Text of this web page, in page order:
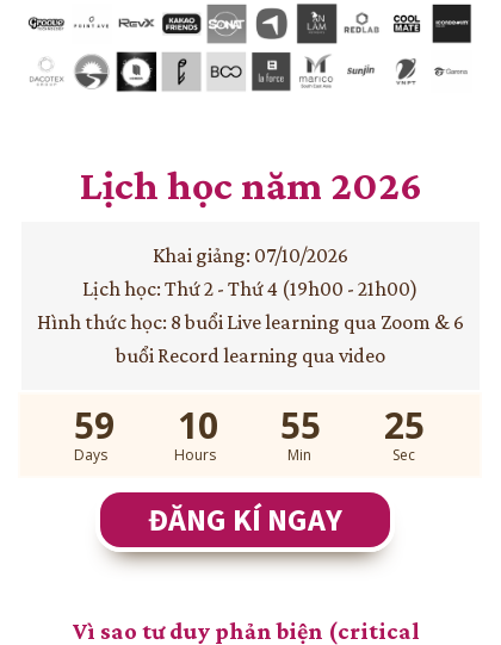
Khai giảng: 07/10/2026
Lịch học: Thứ 2 - Thứ 4 (19h00 - 21h00)
Hình thức học: 8 buổi Live learning qua Zoom & 6
buổi Record learning qua video
Lịch học năm 2026
59 10 55 24
Days Hours Min Sec
ĐĂNG KÍ NGAY
Vì sao tư duy phản biện (critical